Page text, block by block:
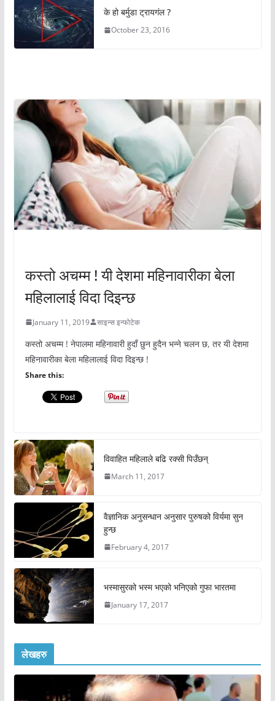
के हो बर्मुडा ट्रायगंल ?
October 23, 2016
कस्तो अचम्म ! यी देशमा महिनावारीका बेला
महिलालाई विदा दिइन्छ
January 11, 2019 साइन्स इन्फोटेक
कस्तो अचम्म ! नेपालमा महिनावारी हुदाँ छुन हुदैन भन्ने चलन छ, तर यी देशमा
महिनावारीका बेला महिलालाई विदा दिइन्छ !
Share this:
विवाहित महिलाले बढि रक्सी पिउँछन्
March 11, 2017
वैज्ञानिक अनुसन्धान अनुसार पुरुषको विर्यमा सुन
हुन्छ
February 4, 2017
भस्मासुरको भस्म भएको भनिएको गुफा भारतमा
January 17, 2017
लेखहरु